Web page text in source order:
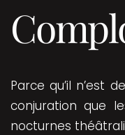
Parce qu’il n’est
conjuration que
nocturnes